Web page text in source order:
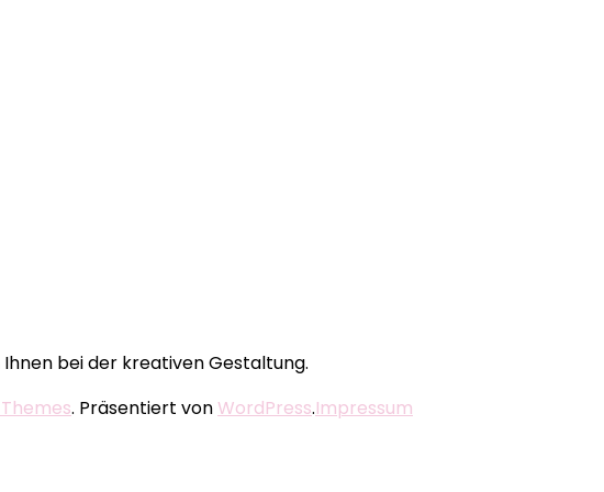
bei der kreativen Gestaltung.
. Präsentiert vonWordPress.Impressum